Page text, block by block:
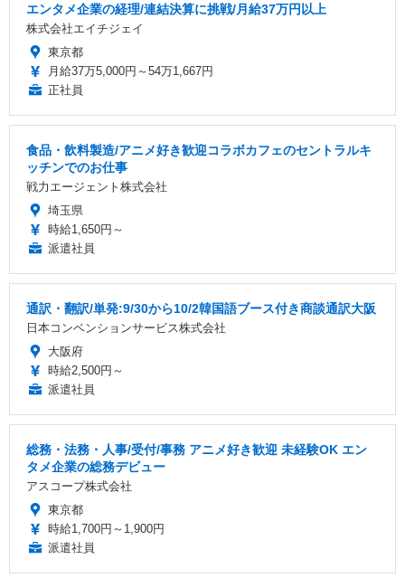
エンタメ企業の経理/連結決算に挑戦/月給37万円以上
株式会社エイチジェイ
東京都
月給37万5,000円～54万1,667円
正社員
食品・飲料製造/アニメ好き歓迎コラボカフェのセントラルキ
ッチンでのお仕事
戦力エージェント株式会社
埼玉県
時給1,650円～
派遣社員
通訳・翻訳/単発:9/30から10/2韓国語ブース付き商談通訳大阪
日本コンベンションサービス株式会社
大阪府
時給2,500円～
派遣社員
総務・法務・人事/受付/事務 アニメ好き歓迎 未経験OK エン
タメ企業の総務デビュー
アスコープ株式会社
東京都
時給1,700円～1,900円
派遣社員